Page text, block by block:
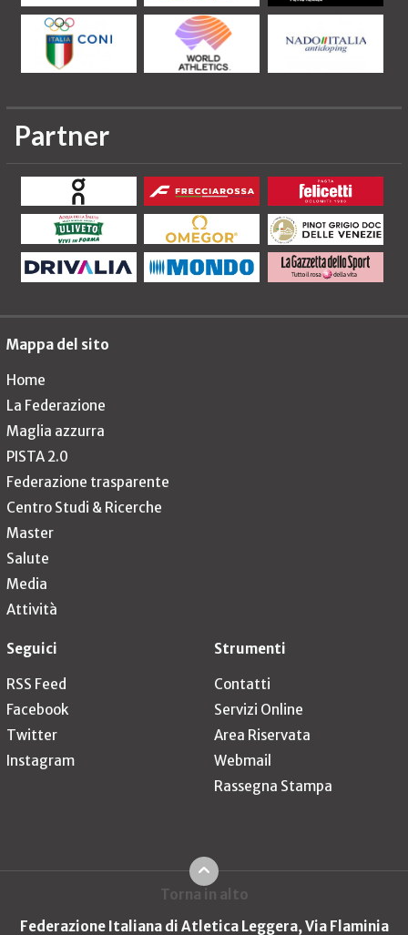
Partner
Mappa del sito
Home
La Federazione
Maglia azzurra
PISTA 2.0
Federazione trasparente
Centro Studi & Ricerche
Master
Salute
Media
Attività
Seguici
RSS Feed
Facebook
Twitter
Instagram
Strumenti
Contatti
Servizi Online
Area Riservata
Webmail
Rassegna Stampa
Torna in alto
Federazione Italiana di Atletica Leggera, Via Flaminia